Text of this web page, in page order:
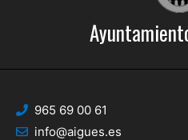
965 69 00 61
info@aigues.es